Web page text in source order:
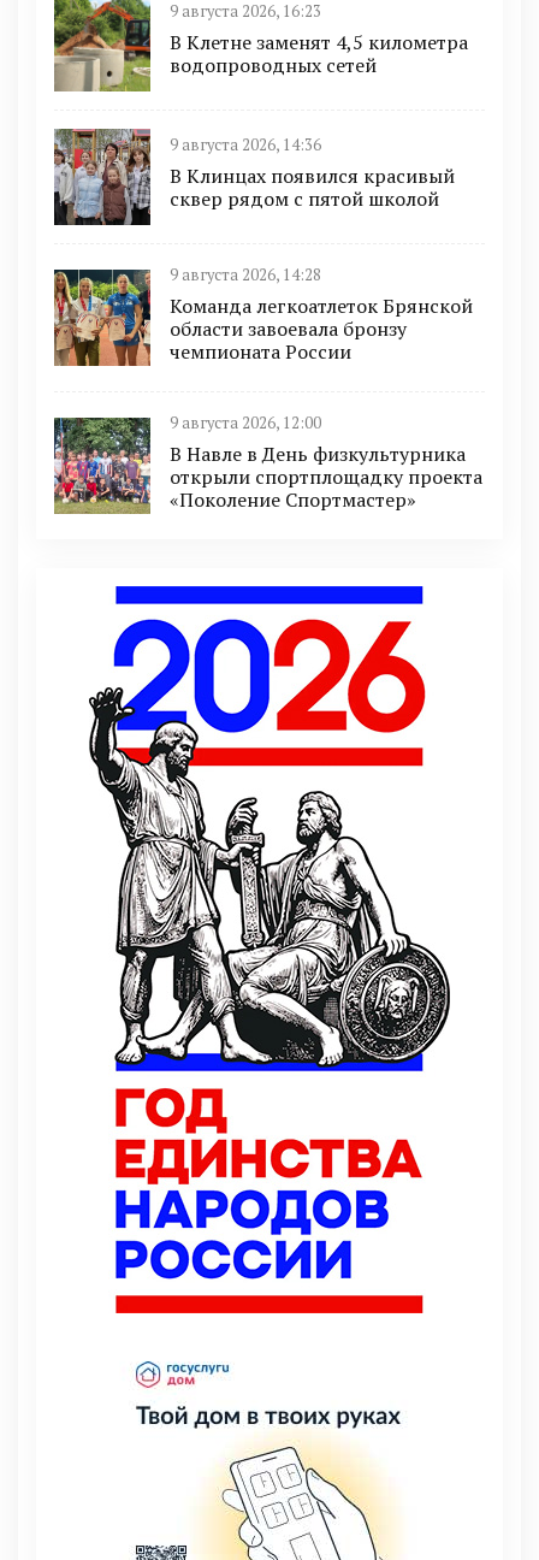
9 августа 2026, 16:23
В Клетне заменят 4,5 километра
водопроводных сетей
9 августа 2026, 14:36
В Клинцах появился красивый
сквер рядом с пятой школой
9 августа 2026, 14:28
Команда легкоатлеток Брянской
области завоевала бронзу
чемпионата России
9 августа 2026, 12:00
В Навле в День физкультурника
открыли спортплощадку проекта
«Поколение Спортмастер»